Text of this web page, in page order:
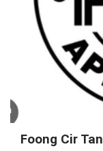
Foong Cir Tan